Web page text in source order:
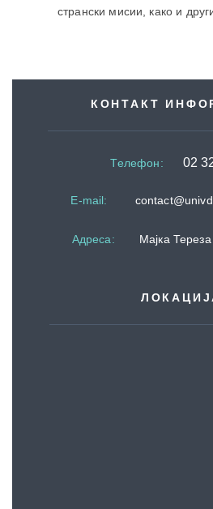
странски мисии, како и
КОНТАКТ
Телефон: 02
E-mail:
Адреса: Мајка